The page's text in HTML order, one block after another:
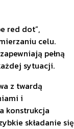
red dot”,
celu.
pełną
sytuacji.
z twardą
i
konstrukcja
składanie się